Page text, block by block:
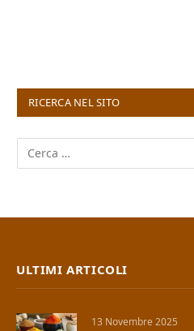
RICERCA NEL SITO
ULTIMI ARTICOLI
13 Novembre 2025